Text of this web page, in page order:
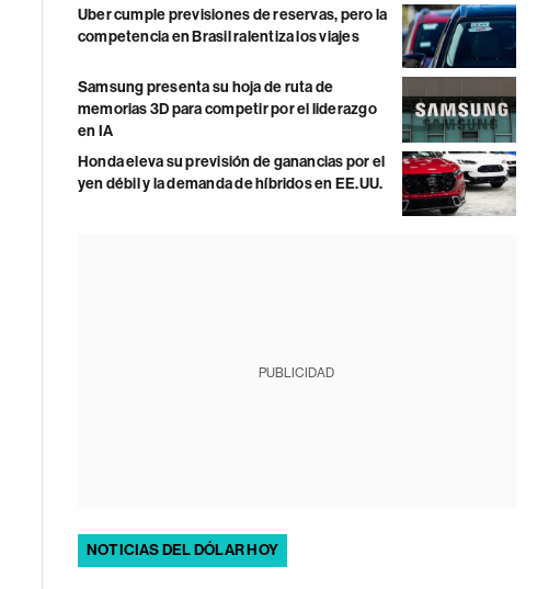
Uber cumple previsiones de reservas, pero la
competencia en Brasil ralentiza los viajes
Samsung presenta su hoja de ruta de
memorias 3D para competir por el liderazgo
en IA
Honda eleva su previsión de ganancias por el
yen débil y la demanda de híbridos en EE.UU.
PUBLICIDAD
NOTICIAS DEL DÓLAR HOY